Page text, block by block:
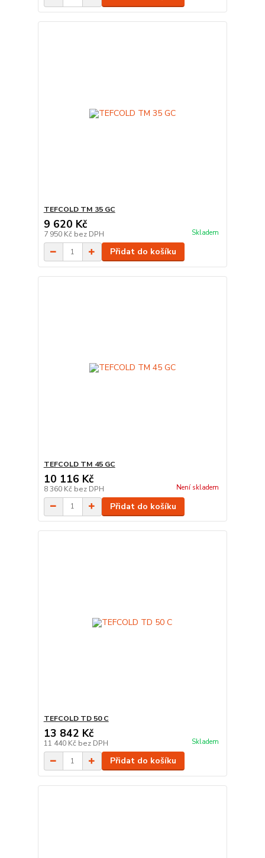
TEFCOLD TM 35 GC
9 620 Kč
7 950 Kč bez DPH Skladem
Přidat do košíku
TEFCOLD TM 45 GC
10 116 Kč
8 360 Kč bez DPH Není skladem
Přidat do košíku
TEFCOLD TD 50 C
13 842 Kč
11 440 Kč bez DPH Skladem
Přidat do košíku